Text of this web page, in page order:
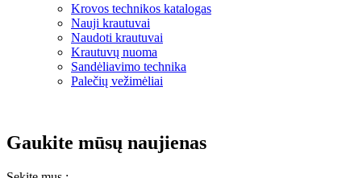
Krovos technikos katalogas
Nauji krautuvai
Naudoti krautuvai
Krautuvų nuoma
Sandėliavimo technika
Palečių vežimėliai
Gaukite mūsų naujienas